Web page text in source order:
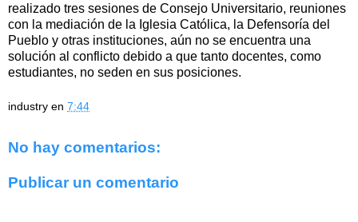
realizado tres sesiones de Consejo Universitario, reuniones
con la mediación de la Iglesia Católica, la Defensoría del
Pueblo y otras instituciones, aún no se encuentra una
solución al conflicto debido a que tanto docentes, como
estudiantes, no seden en sus posiciones.
industry en 7:44
No hay comentarios:
Publicar un comentario